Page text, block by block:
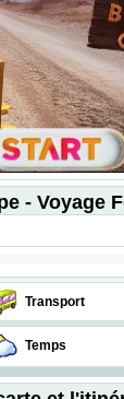
- Voyage
Transport
Temps